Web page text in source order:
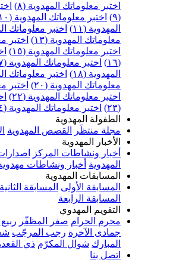
معلوماتك المهدوية (٨)
اختبر معلوماتك
اختبر معلوماتك المهدوية (١٠)
اختبر
اختبر معلوماتك المهدوية (١٢)
المهدوية (١٣)
اختبر معلوماتك
معلوماتك المهدوية (١٥)
اختبر معلوماتك
اختبر معلوماتك المهدوية (١٧)
اختبر
اختبر معلوماتك المهدوية (١٩)
المهدوية (٢٠)
اختبر معلوماتك
معلوماتك المهدوية (٢٢)
اختبر معلوماتك
اختبر معلوماتك المهدوية (٢٤)
المهدوية
منتظَر
القصص المهدوية الأناشيد
المهدوية
ونشاطات المركز اصدارات المركز
أخبار ونشاطات مهدوية
المهدوية
الأولى المسابقة الثانية المسابقة
الرابعة
المهدوي
الحرام
صفر المظفّر ربيع الأول جمادى
رجب المرجّب شعبان المعظّم
شوال المكرّم ذي القعدة ذي الحجة